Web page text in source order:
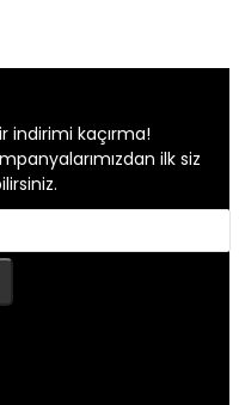
indirimi kaçırma!
ilk siz